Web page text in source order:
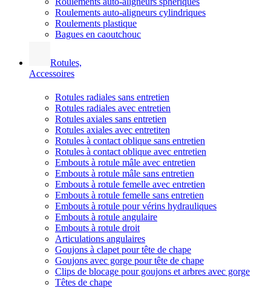
Roulements auto-aligneurs cylindriques
Roulements plastique
Bagues en caoutchouc
Rotules,
Accessoires
Rotules radiales sans entretien
Rotules radiales avec entretien
Rotules axiales sans entretien
Rotules axiales avec entretiten
Rotules à contact oblique sans entretien
Rotules à contact oblique avec entretien
Embouts à rotule mâle avec entretien
Embouts à rotule mâle sans entretien
Embouts à rotule femelle avec entretien
Embouts à rotule femelle sans entretien
Embouts à rotule pour vérins hydrauliques
Embouts à rotule angulaire
Embouts à rotule droit
Articulations angulaires
Goujons à clapet pour tête de chape
Goujons avec gorge pour tête de chape
Clips de blocage pour goujons et arbres avec gorge
Têtes de chape